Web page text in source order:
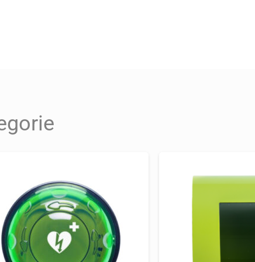
und ist speziell für den Einsatz als
SixCase
und einem Gewicht von 12 kg bietet der
Schutz vor Umwelteinflüssen, während